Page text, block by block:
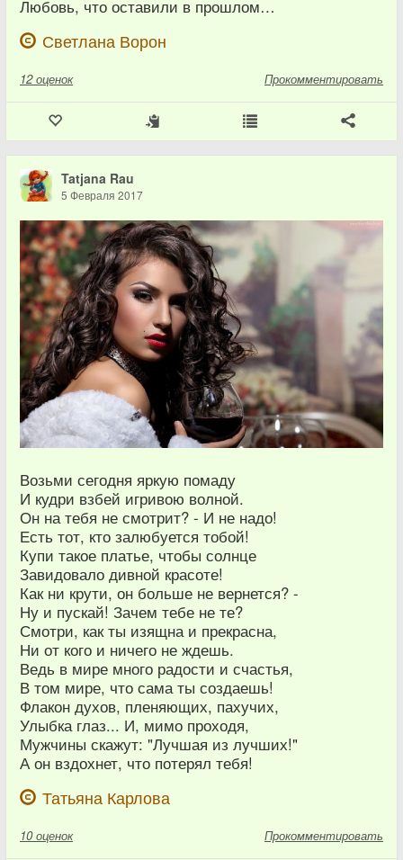
Любовь, что оставили в прошлом…
Светлана Ворон
12 оценок Прокомментировать
Tatjana Rau
5 Февраля 2017
Возьми сегодня яркую помаду
И кудри взбей игривою волной.
Он на тебя не смотрит? - И не надо!
Есть тот, кто залюбуется тобой!
Купи такое платье, чтобы солнце
Завидовало дивной красоте!
Как ни крути, он больше не вернется? -
Ну и пускай! Зачем тебе не те?
Смотри, как ты изящна и прекрасна,
Ни от кого и ничего не ждешь.
Ведь в мире много радости и счастья,
В том мире, что сама ты создаешь!
Флакон духов, пленяющих, пахучих,
Улыбка глаз... И, мимо проходя,
Мужчины скажут: "Лучшая из лучших!"
А он вздохнет, что потерял тебя!
Татьяна Карлова
10 оценок Прокомментировать